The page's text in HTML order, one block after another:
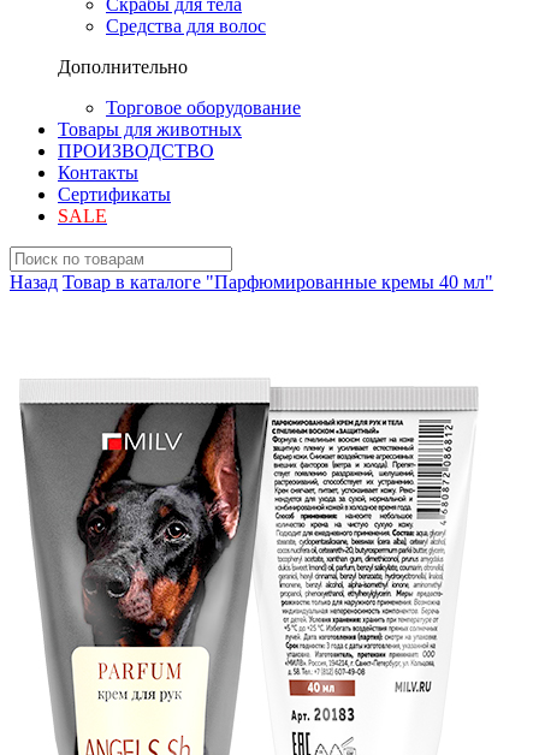
Скрабы для тела
Средства для волос
Дополнительно
Торговое оборудование
Товары для животных
ПРОИЗВОДСТВО
Контакты
Сертификаты
SALE
Назад Товар в каталоге "Парфюмированные кремы 40 мл"